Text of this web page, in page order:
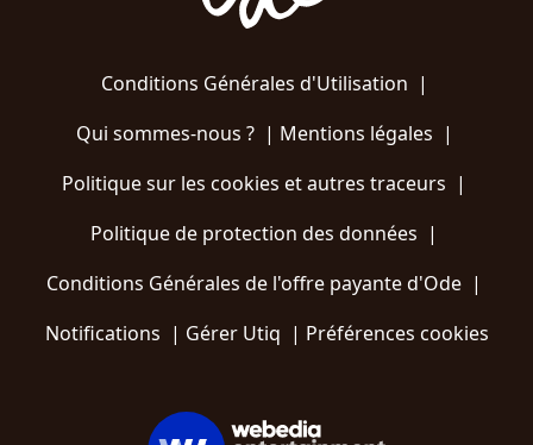
Conditions Générales d'Utilisation |
Qui sommes-nous ?| Mentions légales |
Politique sur les cookies et autres traceurs |
Politique de protection des données |
Conditions Générales de l'offre payante d'Ode |
Notifications | Gérer Utiq | Préférences cookies